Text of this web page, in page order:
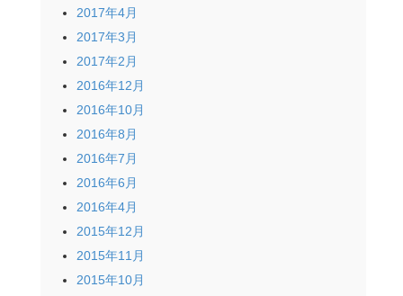
2017年4月
2017年3月
2017年2月
2016年12月
2016年10月
2016年8月
2016年7月
2016年6月
2016年4月
2015年12月
2015年11月
2015年10月